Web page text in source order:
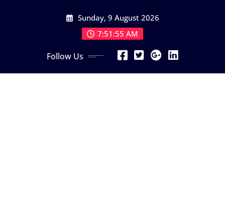
Sunday, 9 August 2026
7:51:57 AM
Follow Us